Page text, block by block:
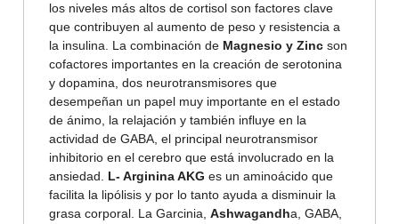
los niveles más altos de cortisol son factores clave
que contribuyen al aumento de peso y resistencia a
la insulina. La combinación de Magnesio y Zinc son
cofactores importantes en la creación de serotonina
y dopamina, dos neurotransmisores que
desempeñan un papel muy importante en el estado
de ánimo, la relajación y también influye en la
actividad de GABA, el principal neurotransmisor
inhibitorio en el cerebro que está involucrado en la
ansiedad. L- Arginina AKG es un aminoácido que
facilita la lipólisis y por lo tanto ayuda a disminuir la
grasa corporal. La Garcinia, Ashwagandha, GABA,